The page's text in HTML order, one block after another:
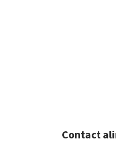
Contact